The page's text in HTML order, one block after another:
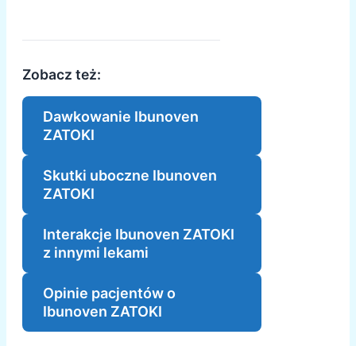
Zobacz też:
Dawkowanie Ibunoven
ZATOKI
Skutki uboczne Ibunoven
ZATOKI
Interakcje Ibunoven ZATOKI
z innymi lekami
Opinie pacjentów o
Ibunoven ZATOKI